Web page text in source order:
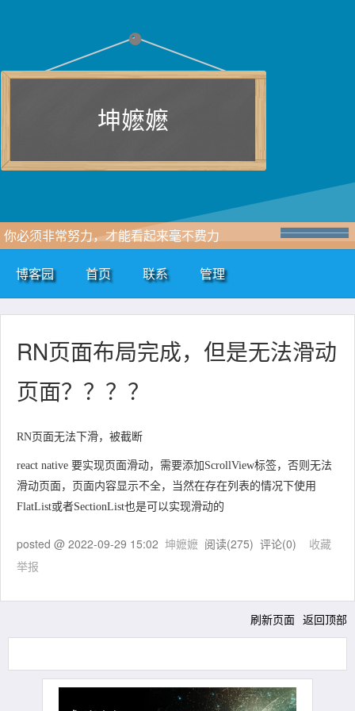
坤嬷嬷
你必须非常努力，才能看起来毫不费力
博客园 首页 联系 管理
RN页面布局完成，但是无法滑动
页面？？？？
RN页面无法下滑，被截断
react native 要实现页面滑动，需要添加ScrollView标签，否则无法
滑动页面，页面内容显示不全，当然在存在列表的情况下使用
FlatList或者SectionList也是可以实现滑动的
posted @ 2022-09-29 15:02 坤嬷嬷 阅读(275) 评论(0) 收藏
举报
刷新页面 返回顶部